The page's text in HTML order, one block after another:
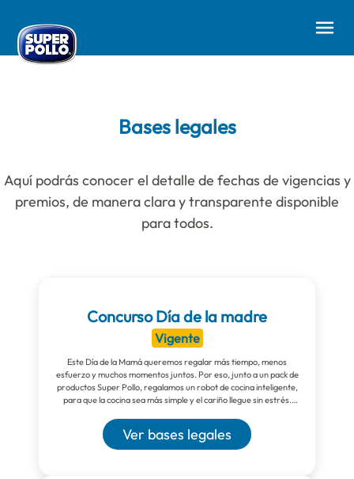
Historia
Propósito
Campañas
Recetas
Comer Mejor
Pinta Su Mundo
Nutrición para niños
Nutritips
Datos curiosos
Mitos
Productos
Contacto
Preparaciones
Bases legales
Aquí podrás conocer el detalle de fechas de vigencias y
premios, de manera clara y transparente disponible
para todos.
Concurso Día de la madre
Vigente
Este Día de la Mamá queremos regalar más tiempo, menos
esfuerzo y muchos momentos juntos. Por eso, junto a un pack de
productos Super Pollo, regalamos un robot de cocina inteligente,
para que la cocina sea más simple y el cariño llegue sin estrés.
Ver bases legales